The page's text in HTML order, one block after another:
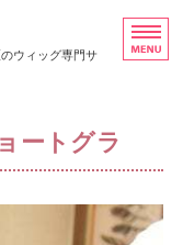
医療用ウイッグ・かつ
ウィッグ専門サ
ートグラ